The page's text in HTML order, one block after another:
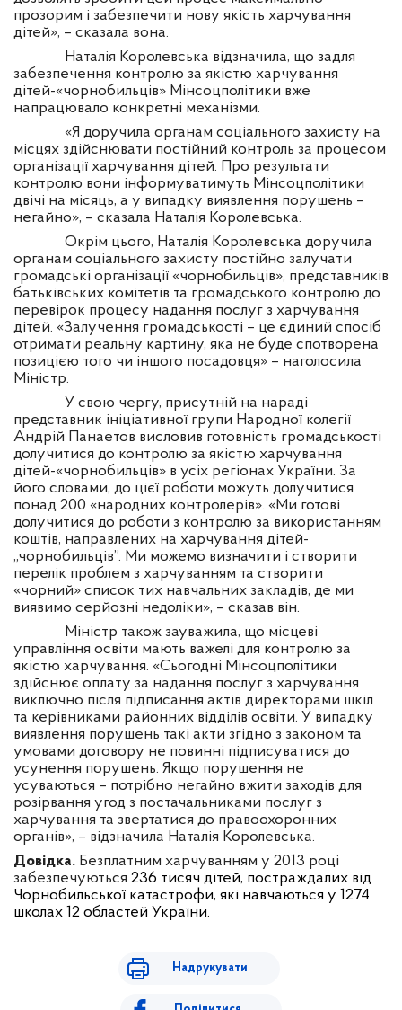
прозорим і забезпечити нову якість харчування
дітей», – сказала вона.
Наталія Королевська відзначила, що задля
забезпечення контролю за якістю харчування
дітей-«чорнобильців» Мінсоцполітики вже
напрацювало конкретні механізми.
«Я доручила органам соціального захисту на
місцях здійснювати постійний контроль за процесом
організації харчування дітей. Про результати
контролю вони інформуватимуть Мінсоцполітики
двічі на місяць, а у випадку виявлення порушень –
негайно», – сказала Наталія Королевська.
Окрім цього, Наталія Королевська доручила
органам соціального захисту постійно залучати
громадські організації «чорнобильців», представників
батьківських комітетів та громадського контролю до
перевірок процесу надання послуг з харчування
дітей. «Залучення громадськості – це єдиний спосіб
отримати реальну картину, яка не буде спотворена
позицією того чи іншого посадовця» – наголосила
Міністр.
У свою чергу, присутній на нараді
представник ініціативної групи Народної колегії
Андрій Панаетов висловив готовність громадськості
долучитися до контролю за якістю харчування
дітей-«чорнобильців» в усіх регіонах України. За
його словами, до цієї роботи можуть долучитися
понад 200 «народних контролерів». «Ми готові
долучитися до роботи з контролю за використанням
коштів, направлених на харчування дітей-
„чорнобильців”. Ми можемо визначити і створити
перелік проблем з харчуванням та створити
«чорний» список тих навчальних закладів, де ми
виявимо серйозні недоліки», – сказав він.
Міністр також зауважила, що місцеві
управління освіти мають важелі для контролю за
якістю харчування. «Сьогодні Мінсоцполітики
здійснює оплату за надання послуг з харчування
виключно після підписання актів директорами шкіл
та керівниками районних відділів освіти. У випадку
виявлення порушень такі акти згідно з законом та
умовами договору не повинні підписуватися до
усунення порушень. Якщо порушення не
усуваються – потрібно негайно вжити заходів для
розірвання угод з постачальниками послуг з
харчування та звертатися до правоохоронних
органів», – відзначила Наталія Королевська.
Довідка. Безплатним харчуванням у 2013 році
забезпечуються 236 тисяч дітей, постраждалих від
Чорнобильської катастрофи, які навчаються у 1274
школах 12 областей України.
Надрукувати